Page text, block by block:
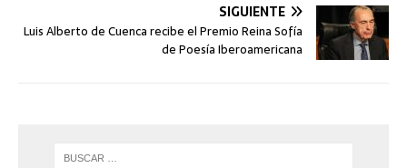
SIGUIENTE
Luis Alberto de Cuenca recibe el Premio Reina Sofía
de Poesía Iberoamericana